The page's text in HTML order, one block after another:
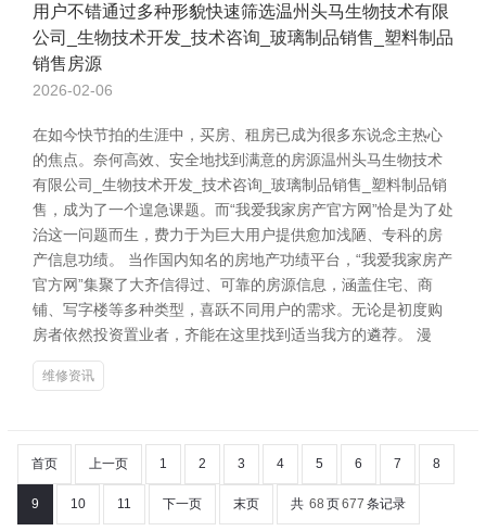
用户不错通过多种形貌快速筛选温州头马生物技术有限
公司_生物技术开发_技术咨询_玻璃制品销售_塑料制品
销售房源
2026-02-06
在如今快节拍的生涯中，买房、租房已成为很多东说念主热心
的焦点。奈何高效、安全地找到满意的房源温州头马生物技术
有限公司_生物技术开发_技术咨询_玻璃制品销售_塑料制品销
售，成为了一个遑急课题。而“我爱我家房产官方网”恰是为了处
治这一问题而生，费力于为巨大用户提供愈加浅陋、专科的房
产信息功绩。 当作国内知名的房地产功绩平台，“我爱我家房产
官方网”集聚了大齐信得过、可靠的房源信息，涵盖住宅、商
铺、写字楼等多种类型，喜跃不同用户的需求。无论是初度购
房者依然投资置业者，齐能在这里找到适当我方的遴荐。 漫
维修资讯
首页 上一页 1 2 3 4 5 6 7 8
9 10 11 下一页 末页 共 68 页677 条记录